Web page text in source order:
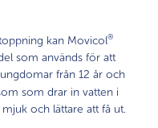
kan Movicol®
som används för att
från 12 år och
som drar in vatten i
och lättare att få ut.